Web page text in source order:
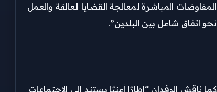
المفاوضات المباشرة لمعالجة القضايا العالقة والعمل
نحو اتفاق شامل بين البلدين”.
كما ناقش الوفدان “إطارًا أمنيًا يستند إلى الاجتماعات